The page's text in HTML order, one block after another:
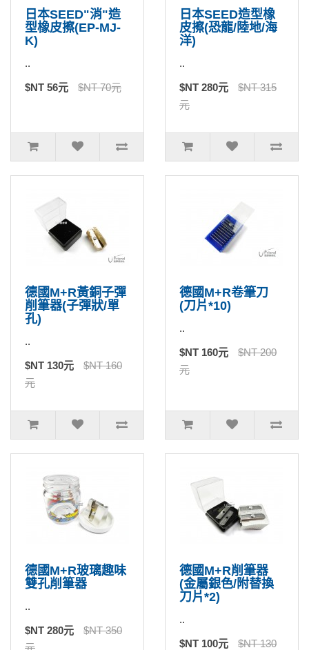
日本SEED"消"造
型橡皮擦(EP-MJ-
K)
..
$NT 56元 $NT 70元
日本SEED造型橡
皮擦(恐龍/陸地/海
洋)
..
$NT 280元
$NT 315
元
德國M+R黃銅子彈
削筆器(子彈狀/單
孔)
..
$NT 130元
$NT 160
元
德國M+R卷筆刀
(刀片*10)
..
$NT 160元
$NT 200
元
德國M+R玻璃趣味
雙孔削筆器
..
$NT 280元
$NT 350
元
德國M+R削筆器
(金屬銀色/附替換
刀片*2)
..
$NT 100元 $NT 130